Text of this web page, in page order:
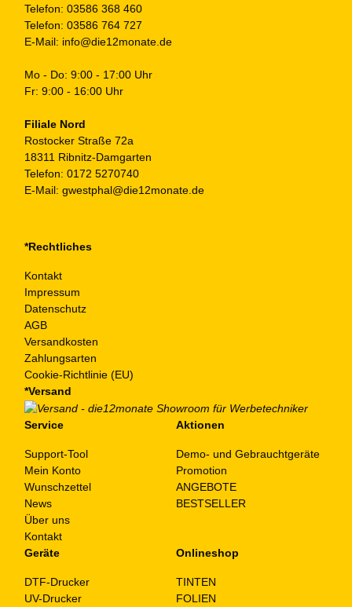
Telefon: 03586 368 460
Telefon: 03586 764 727
E-Mail: info@die12monate.de
Mo - Do: 9:00 - 17:00 Uhr
Fr: 9:00 - 16:00 Uhr
Filiale Nord
Rostocker Straße 72a
18311 Ribnitz-Damgarten
Telefon: 0172 5270740
E-Mail: gwestphal@die12monate.de
*Rechtliches
Kontakt
Impressum
Datenschutz
AGB
Versandkosten
Zahlungsarten
Cookie-Richtlinie (EU)
*Versand
Service
Support-Tool
Mein Konto
Wunschzettel
News
Über uns
Kontakt
Aktionen
Demo- und Gebrauchtgeräte
Promotion
ANGEBOTE
BESTSELLER
Geräte
DTF-Drucker
UV-Drucker
Onlineshop
TINTEN
FOLIEN